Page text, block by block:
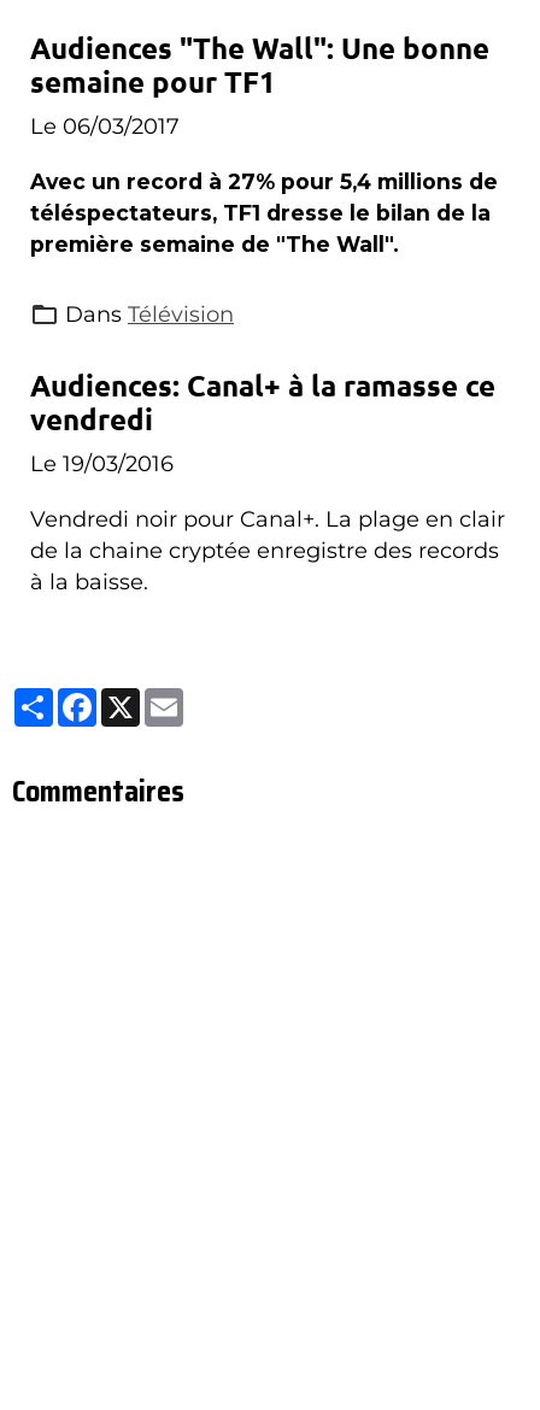
Audiences "The Wall": Une bonne
semaine pour TF1
Le 06/03/2017
Avec un record à 27% pour 5,4 millions de
téléspectateurs, TF1 dresse le bilan de la
première semaine de "The Wall".
Dans Télévision
Audiences: Canal+ à la ramasse ce
vendredi
Le 19/03/2016
Vendredi noir pour Canal+. La plage en clair
de la chaine cryptée enregistre des records
à la baisse.
Partager
Facebook
X
Commentaires